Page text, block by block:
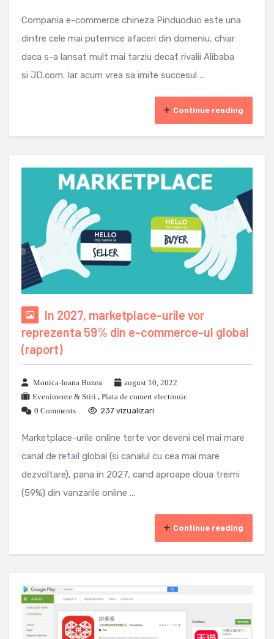
Compania e-commerce chineza Pinduoduo este una
dintre cele mai puternice afaceri din domeniu, chiar
daca s-a lansat mult mai tarziu decat rivalii Alibaba
si JD.com. Iar acum vrea sa imite succesul ...
Continue reading
In 2027, marketplace-urile vor
reprezenta 59% din e-commerce-ul global
(raport)
Monica-Ioana Buzea
august 10, 2022
Evenimente & Stiri , Piata de comert electronic
0 Comments
237 vizualizari
Marketplace-urile online terte vor deveni cel mai mare
canal de retail global (si canalul cu cea mai mare
dezvoltare), pana in 2027, cand aproape doua treimi
(59%) din vanzarile online ...
Continue reading